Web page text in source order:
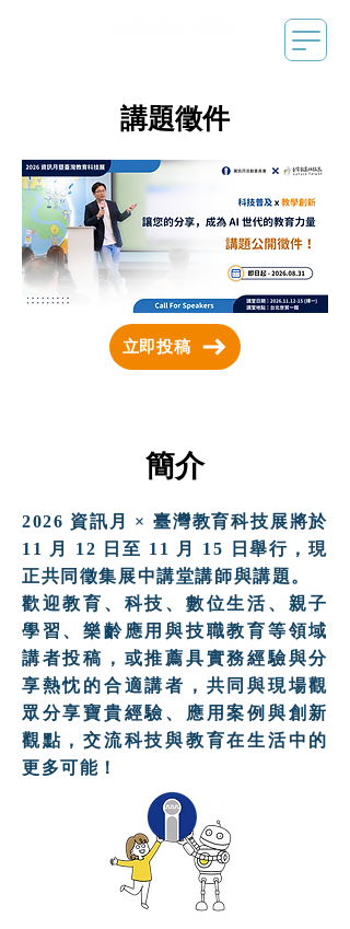
講題徵件
立即投稿
簡介
2026 資訊月 × 臺灣教育科技展將於
11 月 12 日至 11 月 15 日舉行，現
正共同徵集展中講堂講師與講題。
歡迎教育、科技、數位生活、親子
學習、樂齡應用與技職教育等領域
講者投稿，或推薦具實務經驗與分
享熱忱的合適講者，共同與現場觀
眾分享寶貴經驗、應用案例與創新
觀點，交流科技與教育在生活中的
更多可能！